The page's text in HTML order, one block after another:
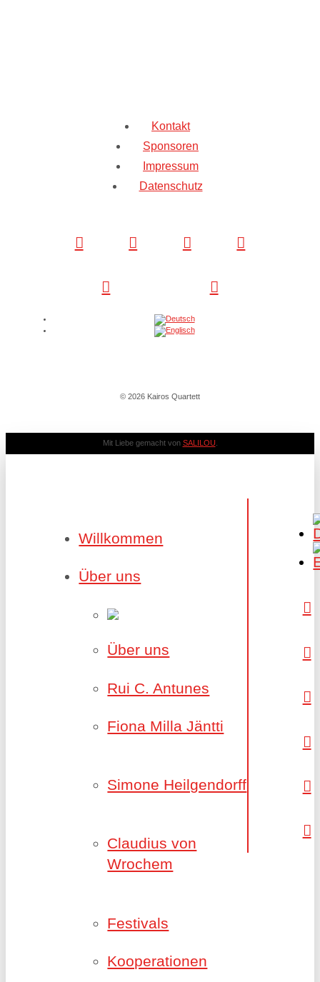
Kontakt
Sponsoren
Impressum
Datenschutz
© 2026 Kairos Quartett
Mit Liebe gemacht von SALILOU
Willkommen
Über uns
Über uns
Rui C. Antunes
Fiona Milla Jäntti
Simone Heilgendorff
Claudius von
Wrochem
Festivals
Kooperationen